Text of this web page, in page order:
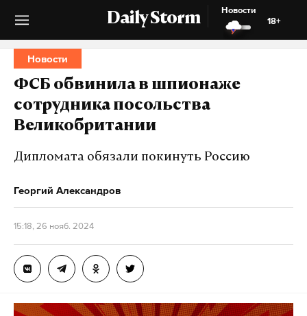
Daily Storm
Новости
18+
Новости
ФСБ обвинила в шпионаже
сотрудника посольства
Великобритании
Дипломата обязали покинуть Россию
Георгий Александров
15:18, 26 нояб. 2024